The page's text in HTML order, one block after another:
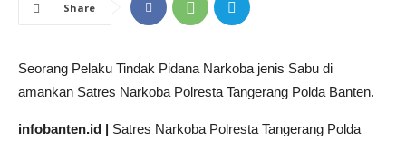
Share
Seorang Pelaku Tindak Pidana Narkoba jenis Sabu di
amankan Satres Narkoba Polresta Tangerang Polda Banten.
infobanten.id | Satres Narkoba Polresta Tangerang Polda